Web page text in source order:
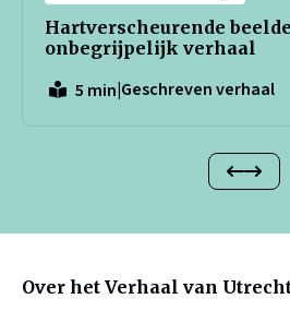
Hartverscheurende
onbegrijpelijk verhaal
5 min|Geschreven verhaal
Over het Verhaal van